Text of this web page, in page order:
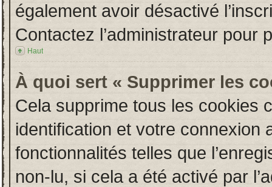
également avoir désactivé
Contactez l’administrateur pour
Haut
À quoi sert « Supprimer les
Cela supprime tous les cookies
identification et votre connexion
fonctionnalités telles que
non-lu, si cela a été activé par